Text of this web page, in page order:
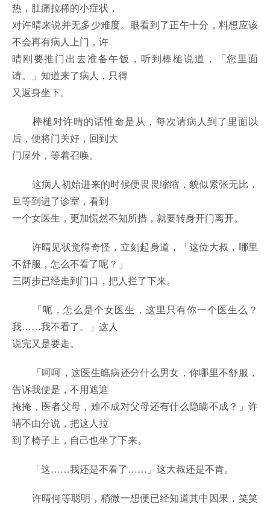
热，肚痛拉稀的小症状，
对许晴来说并无多少难度。眼看到了正午十分，料想应该
不会再有病人上门，许
晴刚要推门出去准备午饭，听到棒槌说道，「您里面
请。」知道来了病人，只得
又返身坐下。
棒槌对许晴的话惟命是从，每次请病人到了里面以
后，便将门关好，回到大
门屋外，等着召唤。
这病人初始进来的时候便畏畏缩缩，貌似紧张无比，
旦等到进了诊室，看到
一个女医生，更加慌然不知所措，就要转身开门离开。
许晴见状觉得奇怪，立刻起身道，「这位大叔，哪里
不舒服，怎么不看了呢？」
三两步已经走到门口，把人拦了下来。
「呃，怎么是个女医生，这里只有你一个医生么？
我……我不看了。」这人
说完又是要走。
「呵呵，这医生瞧病还分什么男女，你哪里不舒服，
告诉我便是，不用遮遮
掩掩，医者父母，难不成对父母还有什么隐瞒不成？」许
晴不由分说，把这人拉
到了椅子上，自己也坐了下来。
「这……我还是不看了……」这大叔还是不肯。
许晴何等聪明，稍微一想便已经知道其中因果，笑笑